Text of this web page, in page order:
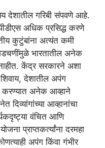
देशातील गरिबी संपवणे आहे.
अधिक प्रसिद्ध करणे
कुटुंबांना अत्यंत कमी
भारतातील अनेक
केंद्र सरकारने अशा
देशातील अपंग
करण्यात अनेक आव्हाने
आव्हानांचा
वंचित आणि
प्राप्तकर्त्यांना दरमहा
अपंग किंवा गंभीर